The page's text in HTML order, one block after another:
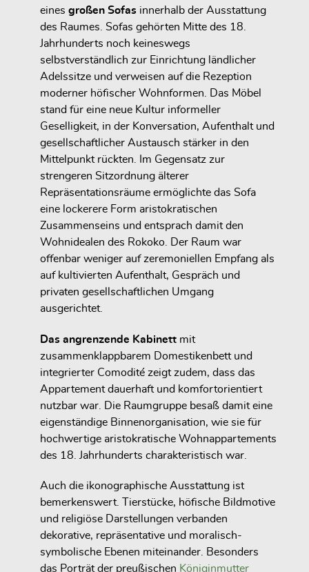
eines großen Sofas innerhalb der Ausstattung
des Raumes. Sofas gehörten Mitte des 18.
Jahrhunderts noch keineswegs
selbstverständlich zur Einrichtung ländlicher
Adelssitze und verweisen auf die Rezeption
moderner höfischer Wohnformen. Das Möbel
stand für eine neue Kultur informeller
Geselligkeit, in der Konversation, Aufenthalt und
gesellschaftlicher Austausch stärker in den
Mittelpunkt rückten. Im Gegensatz zur
strengeren Sitzordnung älterer
Repräsentationsräume ermöglichte das Sofa
eine lockerere Form aristokratischen
Zusammenseins und entsprach damit den
Wohnidealen des Rokoko. Der Raum war
offenbar weniger auf zeremoniellen Empfang als
auf kultivierten Aufenthalt, Gespräch und
privaten gesellschaftlichen Umgang
ausgerichtet.
Das angrenzende Kabinett mit
zusammenklappbarem Domestikenbett und
integrierter Comodité zeigt zudem, dass das
Appartement dauerhaft und komfortorientiert
nutzbar war. Die Raumgruppe besaß damit eine
eigenständige Binnenorganisation, wie sie für
hochwertige aristokratische Wohnappartements
des 18. Jahrhunderts charakteristisch war.
Auch die ikonographische Ausstattung ist
bemerkenswert. Tierstücke, höfische Bildmotive
und religiöse Darstellungen verbanden
dekorative, repräsentative und moralisch-
symbolische Ebenen miteinander. Besonders
das Porträt der preußischen Königinmutter